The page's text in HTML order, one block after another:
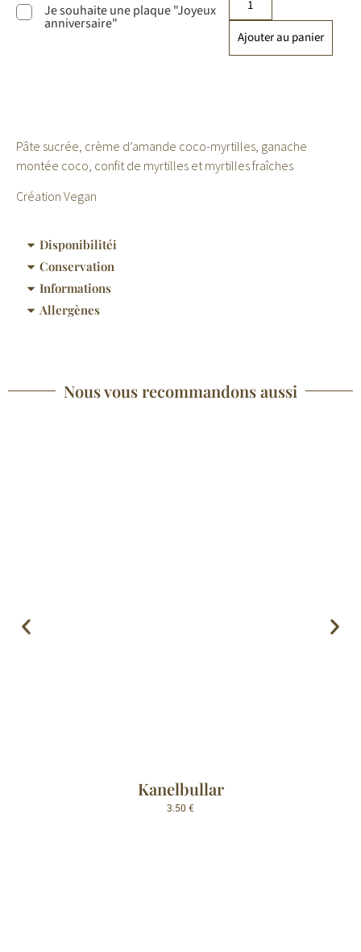
Je souhaite une plaque "Joyeux
anniversaire"
Ajouter au panier
Pâte sucrée, crème d’amande coco-myrtilles, ganache
montée coco, confit de myrtilles et myrtilles fraîches
Création Vegan
Disponibilitéi
Conservation
Informations
Allergènes
Nous vous recommandons aussi
Kanelbullar
3.50 €